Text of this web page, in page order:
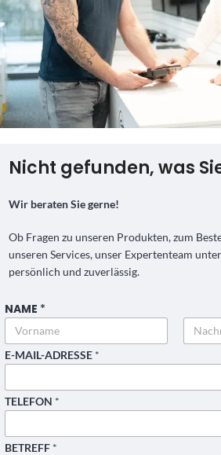
Nicht gefunden, was
Wir beraten Sie gerne!
Ob Fragen zu unseren Produkten, zum
unseren Services, unser Expertenteam
persönlich und zuverlässig.
*
*
NAME *
Vorname
E-MAIL-ADRESSE *
TELEFON *
BETREFF *